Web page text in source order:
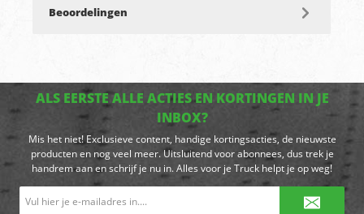
Beoordelingen
ALS EERSTE ALLE ACTIES EN KORTINGEN IN JE
INBOX?
Mis het niet! Exclusieve content, handige kortingsacties, de nieuwste
producten en nog veel meer. Uitsluitend voor abonnees, dus trek je
handrem aan en schrijf je nu in. Alles voor je Truck helpt je op weg!